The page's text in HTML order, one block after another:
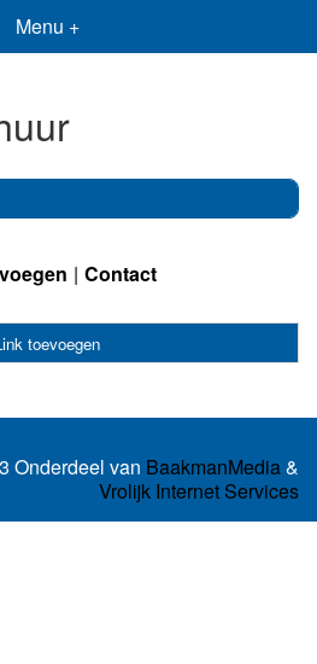
Menu +
Contact
toevoegen
Onderdeel van BaakmanMedia&
Vrolijk Internet Services